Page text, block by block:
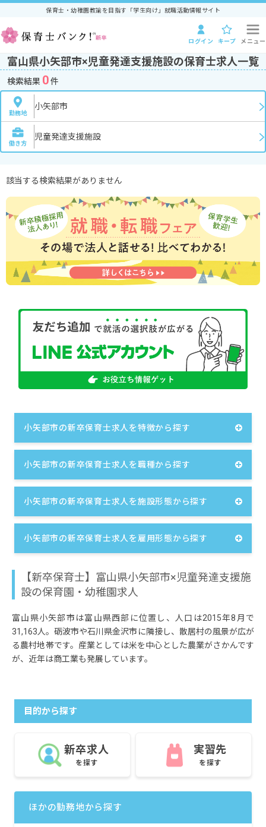
保育士・幼稚園教諭を目指す「学生向け」就職活動情報サイト
ログイン キープ メニュー
富山県小矢部市×児童発達支援施設の保育士求人一覧
検索結果 0件
勤務地
小矢部市
働き方
児童発達支援施設
該当する検索結果がありません
小矢部市の新卒保育士求人を特徴から探す
小矢部市の新卒保育士求人を職種から探す
小矢部市の新卒保育士求人を施設形態から探す
小矢部市の新卒保育士求人を雇用形態から探す
【新卒保育士】富山県小矢部市×児童発達支援施
設の保育園・幼稚園求人
富山県小矢部市は富山県西部に位置し、人口は2015年8月で
31,163人。砺波市や石川県金沢市に隣接し、散居村の風景が広が
る農村地帯です。産業としては米を中心とした農業がさかんです
が、近年は商工業も発展しています。
目的から探す
新卒求人
を探す
実習先
を探す
ほかの勤務地から探す